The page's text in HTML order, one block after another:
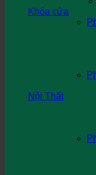
Khóa cửa
Nội Thất